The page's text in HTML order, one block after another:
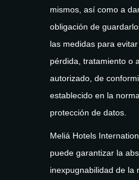
mismos, así como a
obligación de
las medidas para evitar
pérdida, tratamiento o
autorizado, de
establecido en la
protección de datos.
Meliá Hotels
puede garantizar la
inexpugnabilidad de la